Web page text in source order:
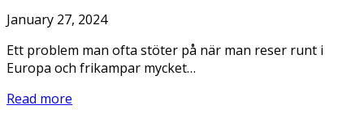
January 27, 2024
Ett problem man ofta stöter på när man reser runt i
Europa och frikampar mycket…
Read more